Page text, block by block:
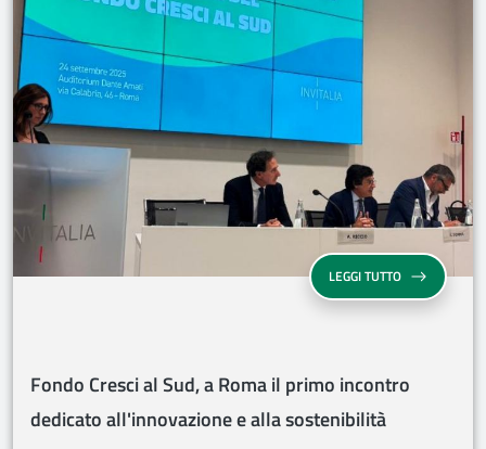
LEGGI TUTTOFONDO
Fondo Cresci al Sud, a Roma il primo incontro
dedicato all'innovazione e alla sostenibilità